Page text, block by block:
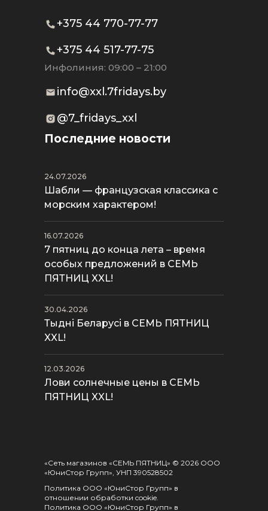
+375 44 770-77-77
+375 44 517-77-75
Инфолиния: 09:00 – 21:00
info@xxl.7fridays.by
@7_fridays_xxl
Последние новости
24.07.2026
Шабли — французская классика с
морским характером!
16.07.2026
7 пятниц до конца лета – время
особых предложений в СЕМЬ
ПЯТНИЦ XXL!
30.04.2026
Тыдні Беларусі в СЕМЬ ПЯТНИЦ
XXL!
12.03.2026
Лови солнечные цены в СЕМЬ
ПЯТНИЦ XXL!
«Сеть магазинов «СЕМЬ ПЯТНИЦ» © 2026 ООО
«ЮниСтор Групп», УНП 390528502
Политика ООО «ЮниСтор Групп» в
отношении обработки cookie.
Политика ООО «ЮниСтор Групп» в